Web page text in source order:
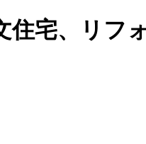
宅、リフ